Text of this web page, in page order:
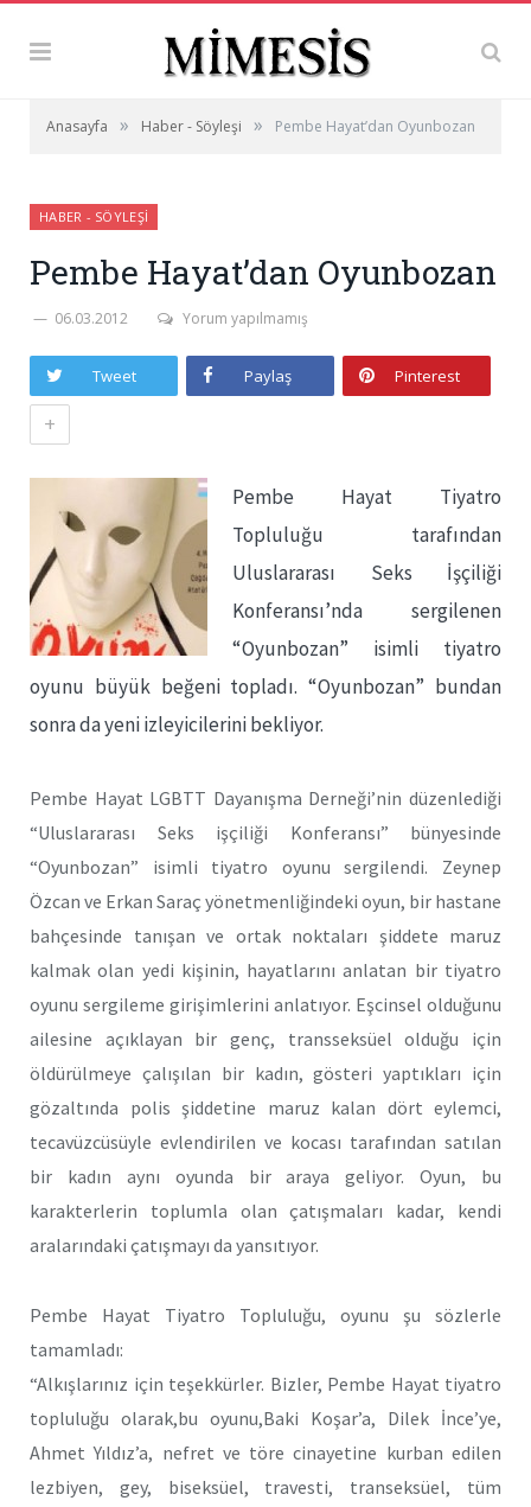
Anasayfa » Haber - Söyleşi » Pembe Hayat’dan Oyunbozan
HABER - SÖYLEŞI
Pembe Hayat’dan Oyunbozan
06.03.2012 Yorum yapılmamış
Tweet Paylaş Pinterest
+
Pembe Hayat Tiyatro
Topluluğu tarafından
Uluslararası Seks İşçiliği
Konferansı’nda sergilenen
“Oyunbozan” isimli tiyatro
oyunu büyük beğeni topladı. “Oyunbozan” bundan
sonra da yeni izleyicilerini bekliyor.
Pembe Hayat LGBTT Dayanışma Derneği’nin düzenlediği
“Uluslararası Seks işçiliği Konferansı” bünyesinde
“Oyunbozan” isimli tiyatro oyunu sergilendi. Zeynep
Özcan ve Erkan Saraç yönetmenliğindeki oyun, bir hastane
bahçesinde tanışan ve ortak noktaları şiddete maruz
kalmak olan yedi kişinin, hayatlarını anlatan bir tiyatro
oyunu sergileme girişimlerini anlatıyor. Eşcinsel olduğunu
ailesine açıklayan bir genç, transseksüel olduğu için
öldürülmeye çalışılan bir kadın, gösteri yaptıkları için
gözaltında polis şiddetine maruz kalan dört eylemci,
tecavüzcüsüyle evlendirilen ve kocası tarafından satılan
bir kadın aynı oyunda bir araya geliyor. Oyun, bu
karakterlerin toplumla olan çatışmaları kadar, kendi
aralarındaki çatışmayı da yansıtıyor.
Pembe Hayat Tiyatro Topluluğu, oyunu şu sözlerle
tamamladı:
“Alkışlarınız için teşekkürler. Bizler, Pembe Hayat tiyatro
topluluğu olarak,bu oyunu,Baki Koşar’a, Dilek İnce’ye,
Ahmet Yıldız’a, nefret ve töre cinayetine kurban edilen
lezbiyen, gey, biseksüel, travesti, transeksüel, tüm